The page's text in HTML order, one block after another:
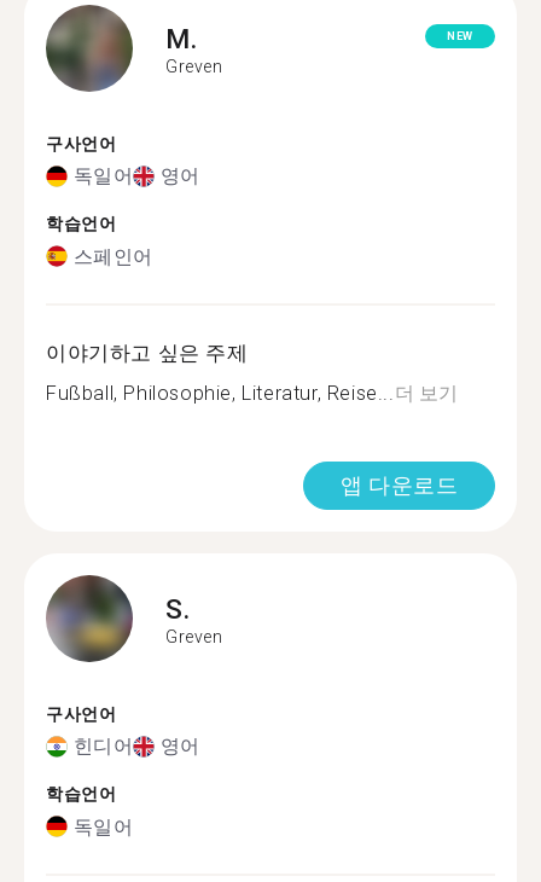
M.
Greven
NEW
구사언어
독일어 영어
학습언어
스페인어
이야기하고 싶은 주제
Fußball, Philosophie, Literatur, Reise... 더 보기
앱 다운로드
S.
Greven
구사언어
힌디어 영어
학습언어
독일어